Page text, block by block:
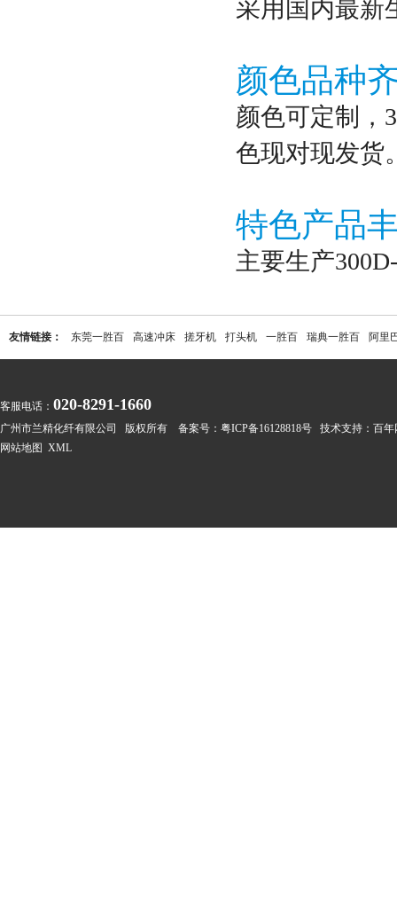
采用国内最新
颜色品种
颜色可定制，
色现对现发货
特色产品
主要生产
友情链接： 东莞一胜百 高速冲床 搓牙机 打头机 一胜百 瑞典一胜百 阿里
客服电话： 020-8291-1660
广州市兰精化纤有限公司 版权所有 备案号： 粤ICP备16128818号 技术支持： 百年
网站地图 XML